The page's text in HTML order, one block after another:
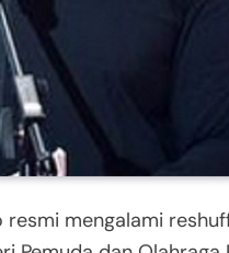
mengalami